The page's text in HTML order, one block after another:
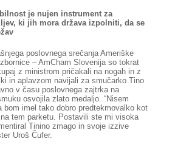
je nujen instrument za
ki jih mora država izpolniti, da se
poslovnega srečanja Ameriške
– AmCham Slovenija so tokrat
z ministrom pričakali na nogah in z
in aplavzom navijali za smučarko Tino
v času poslovnega zajtrka na
osvojila zlato medaljo. “Nisem
bom imel tako dobro predtekmovalko kot
tem parketu. Postavili ste mi visoka
Tinino zmago in svoje izzive
Uroš Čufer.